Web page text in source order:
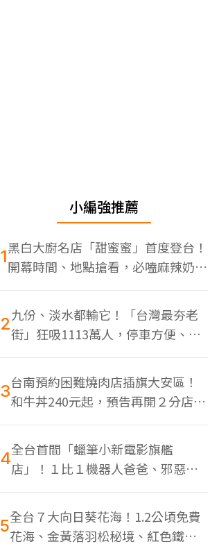
小編強推薦
1黑白大廚名店「甜蜜蜜」首度登台！
開幕時間、地點搶看，必嗑麻辣奶油
蝦
2九份、淡水都輸它！「台灣最夯老
街」狂吸1113萬人，停車方便、特
色美食多
3台南預約困難燒肉店插旗大安區！
和牛丼240元起，預告再開２分店、
地點曝光
4全台首間「蠟筆小新電影旗艦
店」！１比１機器人爸爸、邪惡正
男，百款周邊買翻
5全台７大向日葵花海！1.2公頃免費
花海、金黃落羽松秘境、紅色鐵橋